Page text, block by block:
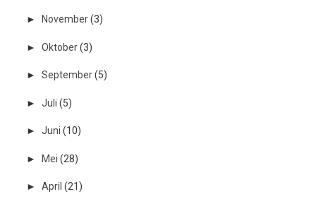
► November(3)
► Oktober(3)
► September(5)
► Juli (5)
► Juni (10)
► Mei (28)
► April (21)